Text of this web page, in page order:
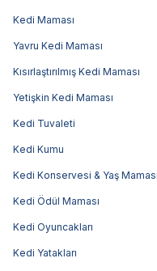
Kedi Maması
Yavru Kedi Maması
Kısırlaştırılmış Kedi Maması
Yetişkin Kedi Maması
Kedi Tuvaleti
Kedi Kumu
Kedi Konservesi & Yaş Maması
Kedi Ödül Maması
Kedi Oyuncakları
Kedi Yatakları